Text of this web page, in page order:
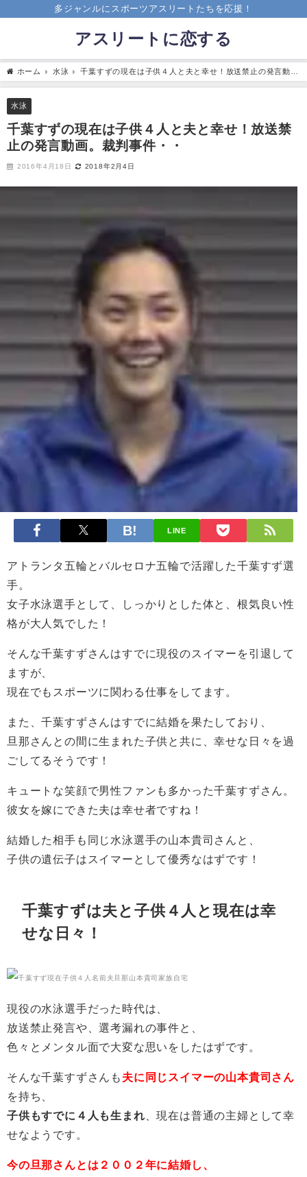
多ジャンルにスポーツアスリートたちを応援！
アスリートに恋する
ホーム 水泳
千葉すずの現在は子供４人と夫と幸せ！放送禁止の発言動
画。裁判事件・・
水泳
千葉すずの現在は子供４人と夫と幸せ！放送禁
止の発言動画。裁判事件・・
2016年4月18日 2018年2月4日
LINE
アトランタ五輪とバルセロナ五輪で活躍した千葉すず選
手。
女子水泳選手として、しっかりとした体と、根気良い性
格が大人気でした！
そんな千葉すずさんはすでに現役のスイマーを引退して
ますが、
現在でもスポーツに関わる仕事をしてます。
また、千葉すずさんはすでに結婚を果たしており、
旦那さんとの間に生まれた子供と共に、幸せな日々を過
ごしてるそうです！
キュートな笑顔で男性ファンも多かった千葉すずさん。
彼女を嫁にできた夫は幸せ者ですね！
結婚した相手も同じ水泳選手の山本貴司さんと、
子供の遺伝子はスイマーとして優秀なはずです！
千葉すずは夫と子供４人と現在は幸
せな日々！
現役の水泳選手だった時代は、
放送禁止発言や、選考漏れの事件と、
色々とメンタル面で大変な思いをしたはずです。
そんな千葉すずさんも 夫に同じスイマーの山本貴司さん
を持ち、
子供もすでに４人も生まれ 、現在は普通の主婦として幸
せなようです。
今の旦那さんとは２００２年に結婚し、